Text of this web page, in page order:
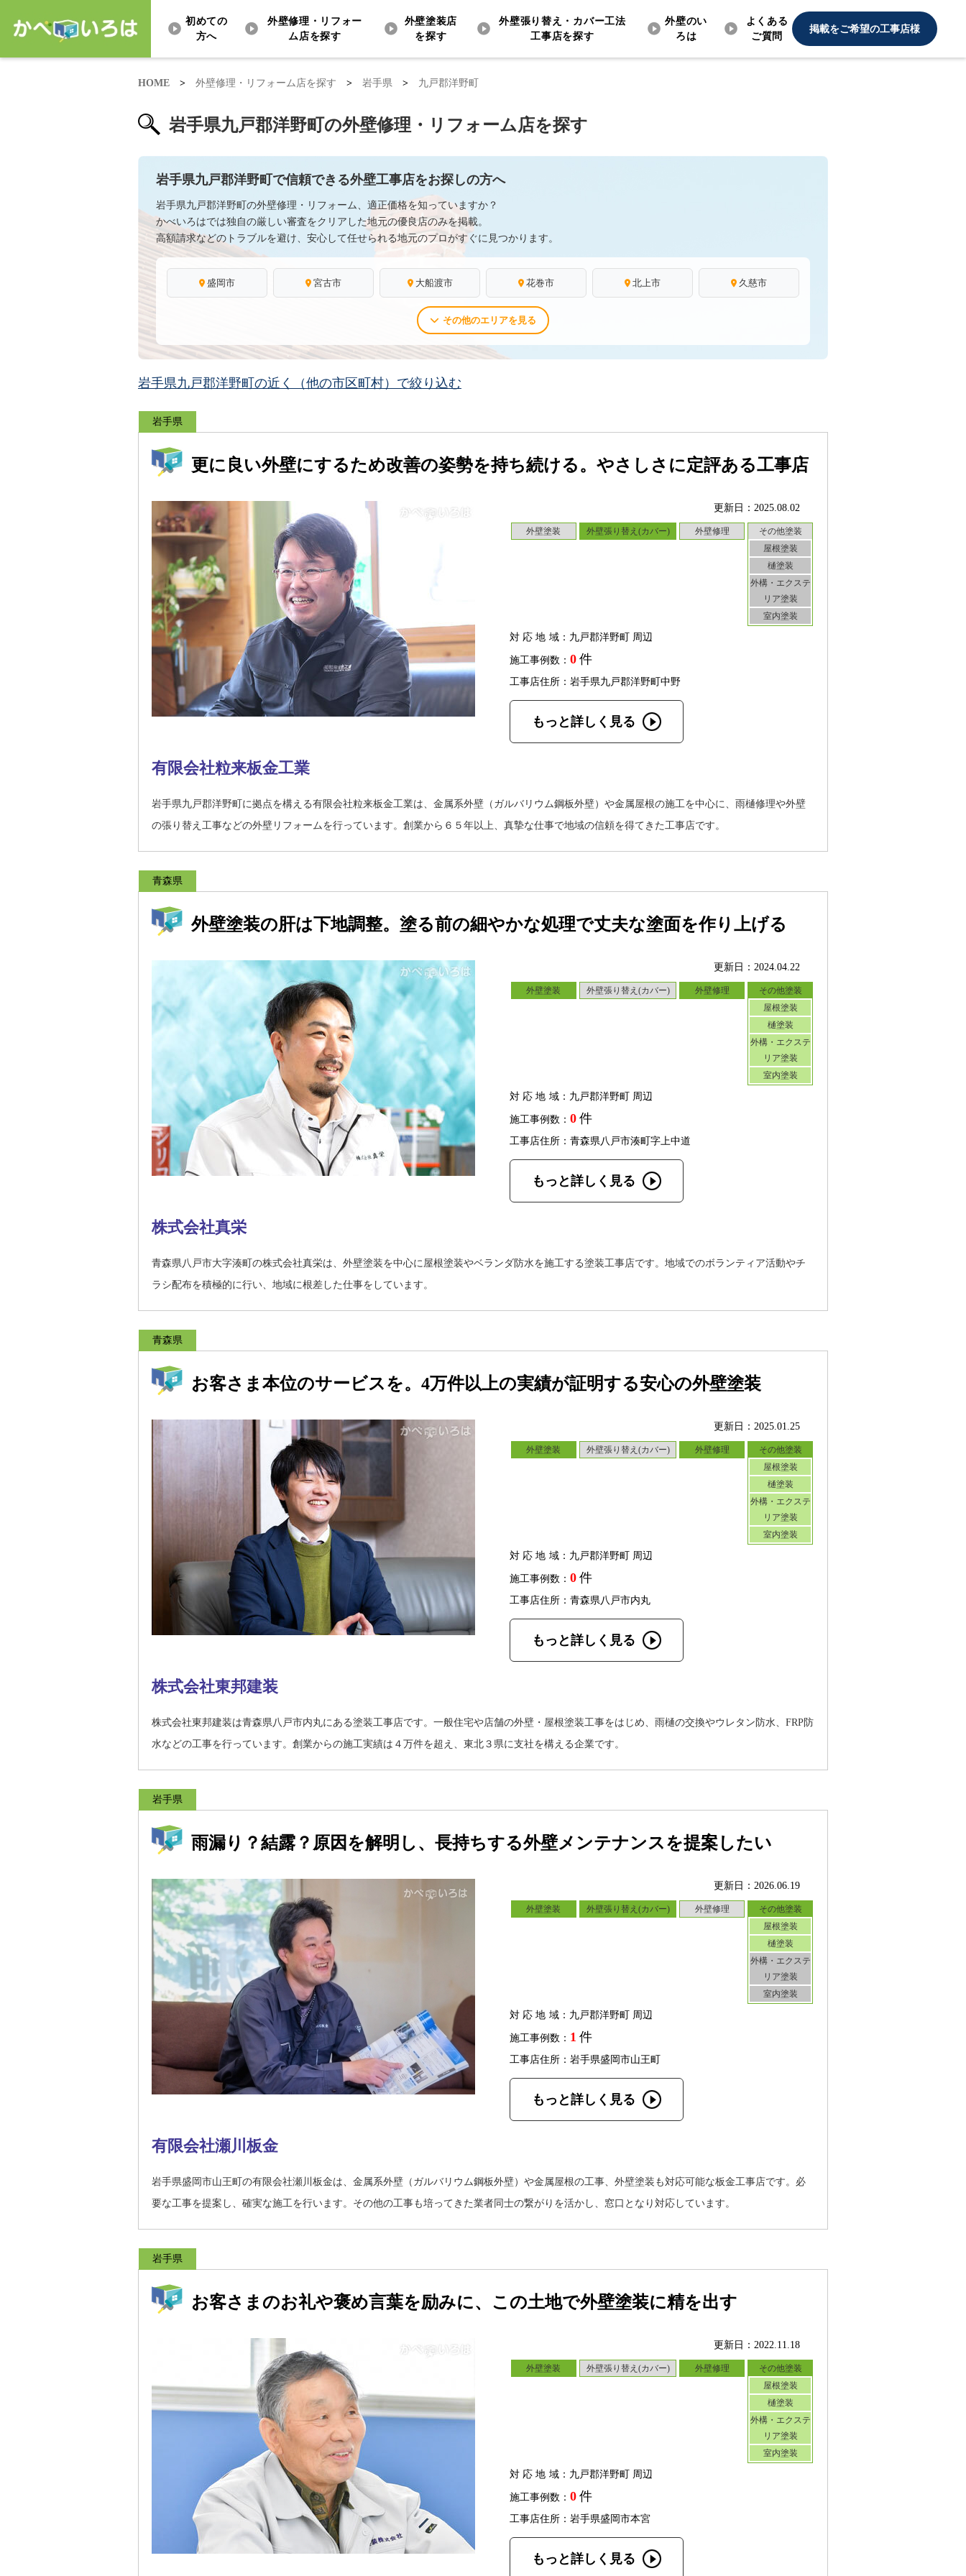
初めての
方へ
外壁修理・リフォー
ム店を探す
外壁塗装店
を探す
外壁張り替え・カバー工法
工事店を探す
外壁のい
ろは
よくある
ご質問
掲載をご希望の工事店様
HOME > 外壁修理・リフォーム店を探す > 岩手県 > 九戸郡洋野町
岩手県九戸郡洋野町の外壁修理・リフォーム店を探す
岩手県九戸郡洋野町で信頼できる外壁工事店をお探しの方へ
岩手県九戸郡洋野町の外壁修理・リフォーム、適正価格を知っていますか？
かべいろはでは独自の厳しい審査をクリアした地元の優良店のみを掲載。
高額請求などのトラブルを避け、安心して任せられる地元のプロがすぐに見つかります。
盛岡市 宮古市 大船渡市 花巻市 北上市 久慈市
その他のエリアを見る
岩手県九戸郡洋野町の近く（他の市区町村）で絞り込む
岩手県
更に良い外壁にするため改善の姿勢を持ち続ける。やさしさに定評ある工事店
更新日：2025.08.02
外壁塗装 外壁張り替え(カバー) 外壁修理
その他塗装
屋根塗装
樋塗装
外構・エクステ
リア塗装
室内塗装
対応地域：九戸郡洋野町 周辺
施工事例数： 0 件
工事店住所：岩手県九戸郡洋野町中野
もっと詳しく見る
有限会社粒来板金工業
岩手県九戸郡洋野町に拠点を構える有限会社粒来板金工業は、金属系外壁（ガルバリウム鋼板外壁）や金属屋根の施工を中心に、雨樋修理や外壁
の張り替え工事などの外壁リフォームを行っています。創業から６５年以上、真摯な仕事で地域の信頼を得てきた工事店です。
青森県
外壁塗装の肝は下地調整。塗る前の細やかな処理で丈夫な塗面を作り上げる
更新日：2024.04.22
外壁塗装 外壁張り替え(カバー) 外壁修理
その他塗装
屋根塗装
樋塗装
外構・エクステ
リア塗装
室内塗装
対応地域：九戸郡洋野町 周辺
施工事例数： 0 件
工事店住所：青森県八戸市湊町字上中道
もっと詳しく見る
株式会社真栄
青森県八戸市大字湊町の株式会社真栄は、外壁塗装を中心に屋根塗装やベランダ防水を施工する塗装工事店です。地域でのボランティア活動やチ
ラシ配布を積極的に行い、地域に根差した仕事をしています。
青森県
お客さま本位のサービスを。4万件以上の実績が証明する安心の外壁塗装
更新日：2025.01.25
外壁塗装 外壁張り替え(カバー) 外壁修理
その他塗装
屋根塗装
樋塗装
外構・エクステ
リア塗装
室内塗装
対応地域：九戸郡洋野町 周辺
施工事例数： 0 件
工事店住所：青森県八戸市内丸
もっと詳しく見る
株式会社東邦建装
株式会社東邦建装は青森県八戸市内丸にある塗装工事店です。一般住宅や店舗の外壁・屋根塗装工事をはじめ、雨樋の交換やウレタン防水、FRP防
水などの工事を行っています。創業からの施工実績は４万件を超え、東北３県に支社を構える企業です。
岩手県
雨漏り？結露？原因を解明し、長持ちする外壁メンテナンスを提案したい
更新日：2026.06.19
外壁塗装 外壁張り替え(カバー) 外壁修理
その他塗装
屋根塗装
樋塗装
外構・エクステ
リア塗装
室内塗装
対応地域：九戸郡洋野町 周辺
施工事例数： 1 件
工事店住所：岩手県盛岡市山王町
もっと詳しく見る
有限会社瀬川板金
岩手県盛岡市山王町の有限会社瀬川板金は、金属系外壁（ガルバリウム鋼板外壁）や金属屋根の工事、外壁塗装も対応可能な板金工事店です。必
要な工事を提案し、確実な施工を行います。その他の工事も培ってきた業者同士の繋がりを活かし、窓口となり対応しています。
岩手県
お客さまのお礼や褒め言葉を励みに、この土地で外壁塗装に精を出す
更新日：2022.11.18
外壁塗装 外壁張り替え(カバー) 外壁修理
その他塗装
屋根塗装
樋塗装
外構・エクステ
リア塗装
室内塗装
対応地域：九戸郡洋野町 周辺
施工事例数： 0 件
工事店住所：岩手県盛岡市本宮
もっと詳しく見る